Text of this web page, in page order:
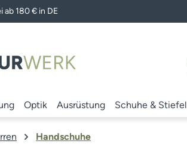
springen
ab 180 € in DE
Optik Ausrüstung Schuhe & Stiefel
Handschuhe